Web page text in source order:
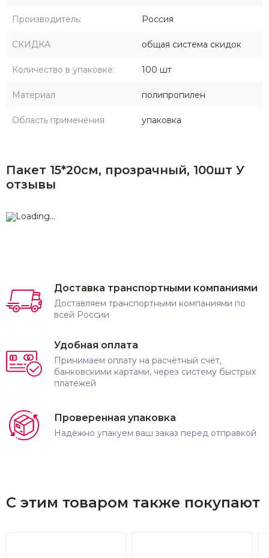
Производитель: Россия
СКИДКА общая система скидок
Количество в упаковке: 100 шт
Материал полипропилен
Область применения упаковка
Пакет 15*20см, прозрачный, 100шт У
отзывы
Доставка транспортными компаниями
Доставляем транспортными компаниями по
всей России
Удобная оплата
Принимаем оплату на расчётный счёт,
банковскими картами, через систему быстрых
платежей
Проверенная упаковка
Надёжно упакуем ваш заказ перед отправкой
С этим товаром также покупают